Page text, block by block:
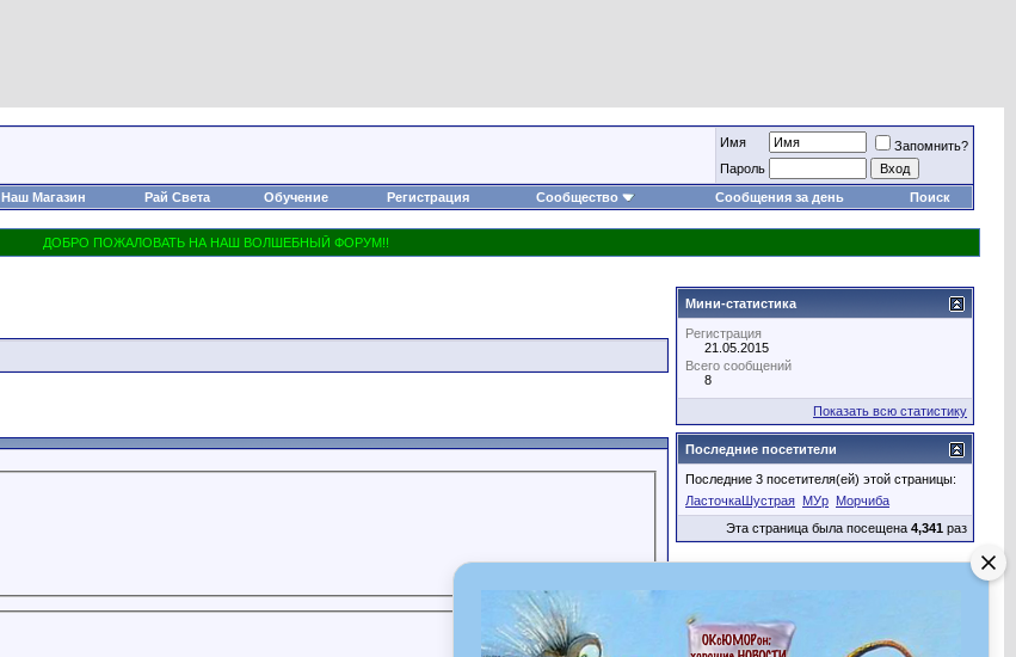
Имя
Запомнить?
Пароль
Наш Магазин Рай Света Обучение Регистрация Сообщество Сообщения за день Поиск
Мини-статистика
Регистрация
21.05.2015
Всего сообщений
8
Показать всю статистику
Последние посетители
Последние 3 посетителя(ей) этой страницы:
ЛасточкаШустрая МУр Морчиба
Эта страница была посещена 4,341 раз